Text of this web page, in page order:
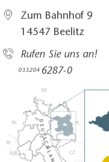
Zum Bahnhof 9
14547 Beelitz
Rufen Sie uns an!
033204 6287-0